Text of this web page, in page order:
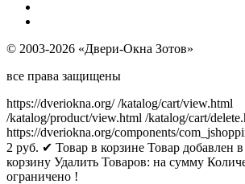
© 2003-2026 «Двери-Окна Зотов»
все права защищены
https://dveriokna.org/ /katalog/cart/view.html
/katalog/product/view.html /katalog/cart/
https://dveriokna.org/components/
2 руб. ✔ Товар в корзине Товар добавлен
корзину Удалить Товаров: на сумму
ограничено !